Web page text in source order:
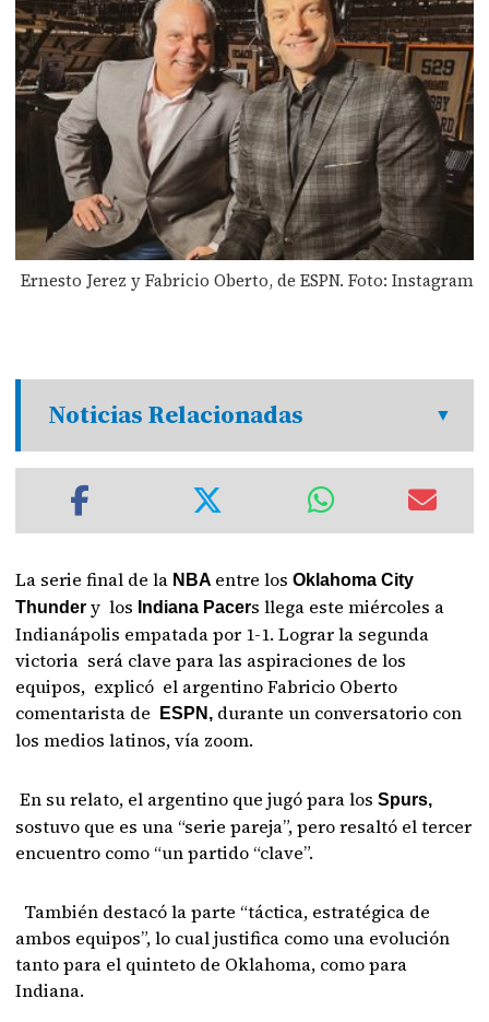
Ernesto Jerez y Fabricio Oberto, de ESPN. Foto: Instagram
Noticias Relacionadas
La serie final de la NBA entre losOklahoma City
Thundery los Indiana Pacers llega este miércoles a
Indianápolis empatada por 1-1. Lograr la segunda
victoria será clave para las aspiraciones de los
equipos, explicó el argentino Fabricio Oberto
comentarista de
ESPN, durante un conversatorio con
los medios latinos, vía zoom.
En su relato, el argentino que jugó para losSpurs,
sostuvo que es una “serie pareja”, pero resaltó el tercer
encuentro como “un partido “clave”.
También destacó la parte “táctica, estratégica de
ambos equipos”, lo cual justifica como una evolución
tanto para el quinteto de Oklahoma, como para
Indiana.